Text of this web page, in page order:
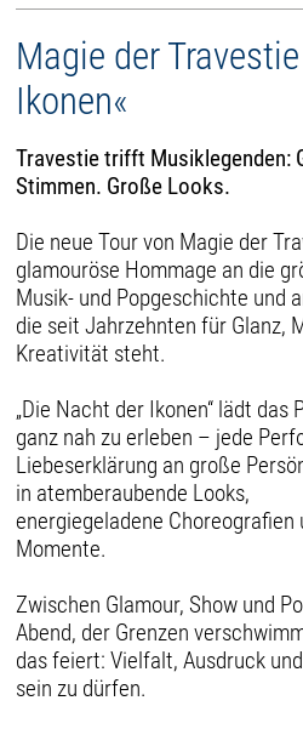
Magie der
Ikonen«
Travestie trifft Musiklegenden:
Stimmen. Große Looks.
Die neue Tour von Magie der
glamouröse Hommage an die
Musik- und Popgeschichte und
die seit Jahrzehnten für Glanz,
Kreativität steht.
„Die Nacht der Ikonen“ lädt das
ganz nah zu erleben – jede
Liebeserklärung an große
in atemberaubende Looks,
energiegeladene
Momente.
Zwischen Glamour, Show und
Abend, der Grenzen
das feiert: Vielfalt, Ausdruck
sein zu dürfen.